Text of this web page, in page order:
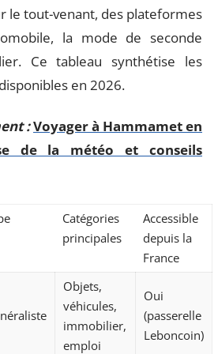
le tout-venant, des plateformes
la mode de seconde
Ce tableau synthétise les
en 2026.
:Voyager à Hammamet en
de la météo et conseils
Catégories
principales
Accessible
depuis la
France
Objets,
véhicules,
immobilier,
emploi
Oui
(passerelle
Leboncoin)